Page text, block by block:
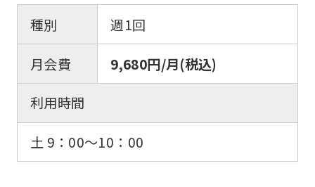
種別
週1回
月会費
9,680円/月(税込)
利用時間
土 9：00〜10：00